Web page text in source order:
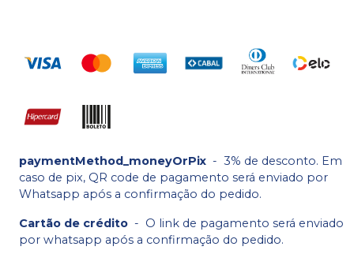
paymentMethod_moneyOrPix - 3% de desconto. Em
caso de pix, QR code de pagamento será enviado por
Whatsapp após a confirmação do pedido.
Cartão de crédito - O link de pagamento será enviado
por whatsapp após a confirmação do pedido.